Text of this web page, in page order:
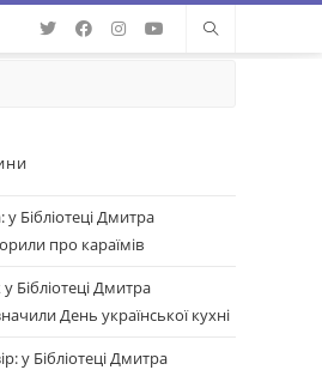
у Бібліотеці Дмитра
про караїмів
Бібліотеці Дмитра
День української кухні
у Бібліотеці Дмитра